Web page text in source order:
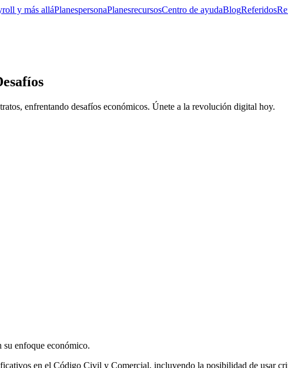
y más alláPlanespersonaPlanesrecursosCentro de ayudaBlogReferidos
enfrentando desafíos económicos. Únete a la revolución digital hoy.
enfoque económico.
en el Código Civil y Comercial, incluyendo la posibilidad de usar